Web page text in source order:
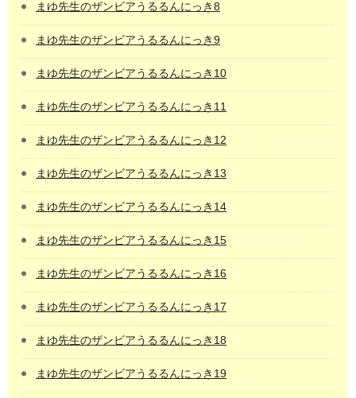
まゆ先生のザンビアうるるんにっき8
まゆ先生のザンビアうるるんにっき9
まゆ先生のザンビアうるるんにっき10
まゆ先生のザンビアうるるんにっき11
まゆ先生のザンビアうるるんにっき12
まゆ先生のザンビアうるるんにっき13
まゆ先生のザンビアうるるんにっき14
まゆ先生のザンビアうるるんにっき15
まゆ先生のザンビアうるるんにっき16
まゆ先生のザンビアうるるんにっき17
まゆ先生のザンビアうるるんにっき18
まゆ先生のザンビアうるるんにっき19